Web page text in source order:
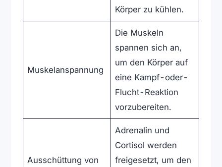
Körper zu kühlen.
Muskelanspannung
Die Muskeln
spannen sich an,
um den Körper auf
eine Kampf-oder-
Flucht-Reaktion
vorzubereiten.
Ausschüttung von
Adrenalin und
Cortisol werden
freigesetzt, um den